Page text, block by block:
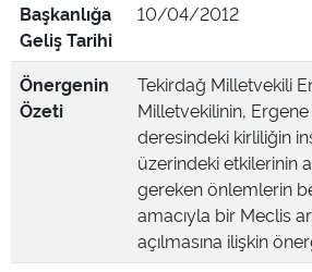
Başkanlığa
Geliş Tarihi
10/04/2012
Önergenin
Özeti
Tekirdağ Milletvekili
Milletvekilinin,
deresindeki kirliliğin
üzerindeki etkilerinin
gereken önlemlerin
amacıyla bir Meclis
açılmasına ilişkin